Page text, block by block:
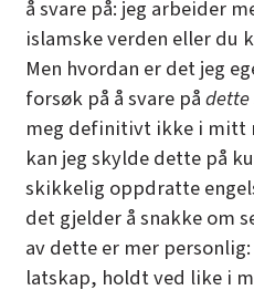
å svare på: jeg arbeider
islamske verden eller du
Men hvordan er det jeg
forsøk på å svare pådette
meg definitivt ikke i mitt
kan jeg skylde dette på
skikkelig oppdratte
det gjelder å snakke om
av dette er mer
latskap, holdt ved like i